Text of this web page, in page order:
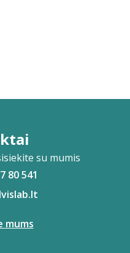
su mumis
80 541
mums